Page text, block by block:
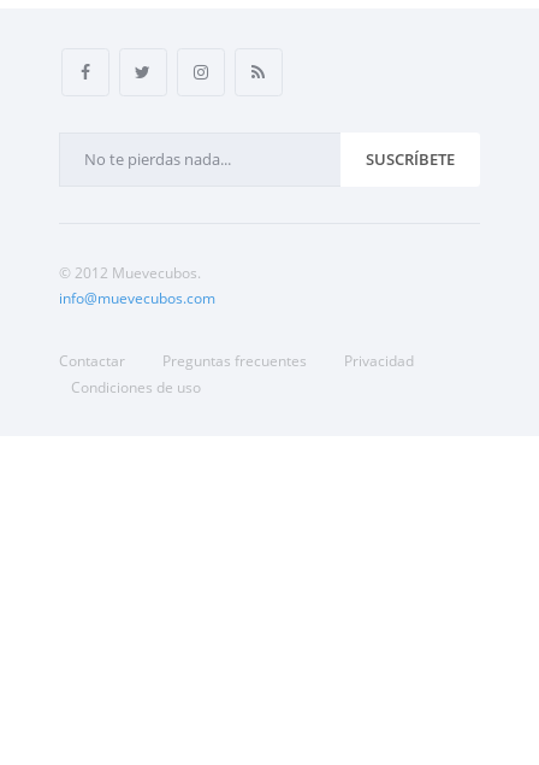
SUSCRÍBETE
© 2012 Muevecubos.
info@muevecubos.com
Contactar Preguntas frecuentes
Privacidad
Condiciones de uso